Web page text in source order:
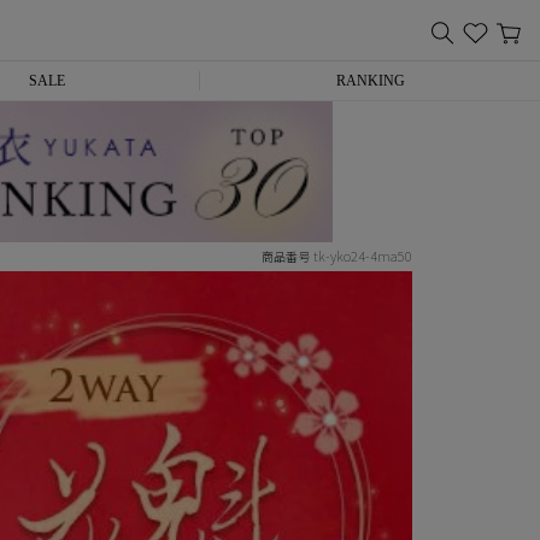
SALE RANKING
商品番号 tk-yko24-4ma50